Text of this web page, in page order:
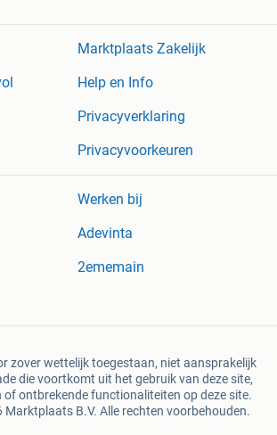
Marktplaats Zakelijk
Help en Info
Privacyverklaring
Privacyvoorkeuren
Werken bij
Adevinta
2ememain
zover wettelijk toegestaan, niet aansprakelijk
die voortkomt uit het gebruik van deze site,
ontbrekende functionaliteiten op deze site.
B.V. Alle rechten voorbehouden.